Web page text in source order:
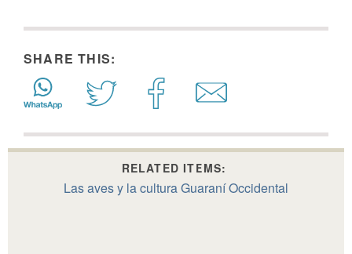
SHARE THIS:
RELATED ITEMS:
Las aves y la cultura Guaraní Occidental